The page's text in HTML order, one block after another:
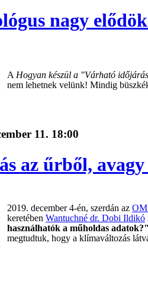
nagy
A Hogyan készül a "Várható időjárás
nem lehetnek velünk! Mindig
11. 18:00
az űrből,
2019. december 4-én, szerdán az
keretében Wantuchné dr. Dobi Ildikó
használhatók a műholdas adatok?"
megtudtuk, hogy a klímaváltozás